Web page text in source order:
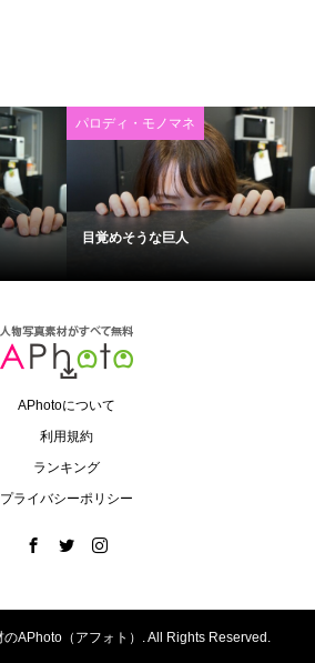
パロディ・モノマネ
目覚めそうな巨人
APhotoについて
利用規約
ランキング
プライバシーポリシー
のAPhoto（アフォト）. All Rights Reserved.